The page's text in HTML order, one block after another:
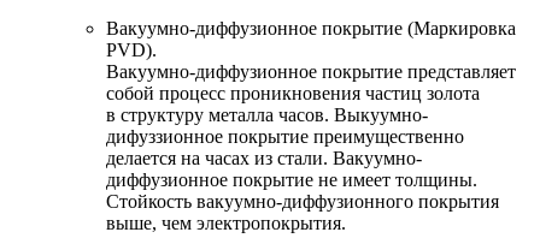
Вакуумно-диффузионное покрытие (Маркировка
PVD).
Вакуумно-диффузионное покрытие представляет
собой процесс проникновения частиц золота
в структуру металла часов. Выкуумно-
дифуззионное покрытие преимущественно
делается на часах из стали. Вакуумно-
диффузионное покрытие не имеет толщины.
Стойкость вакуумно-диффузионного покрытия
выше, чем электропокрытия.